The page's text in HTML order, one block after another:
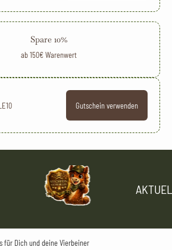
Spare 10%
ab 150€ Warenwert
Gutschein verwenden
für Dich und deine Vierbeiner